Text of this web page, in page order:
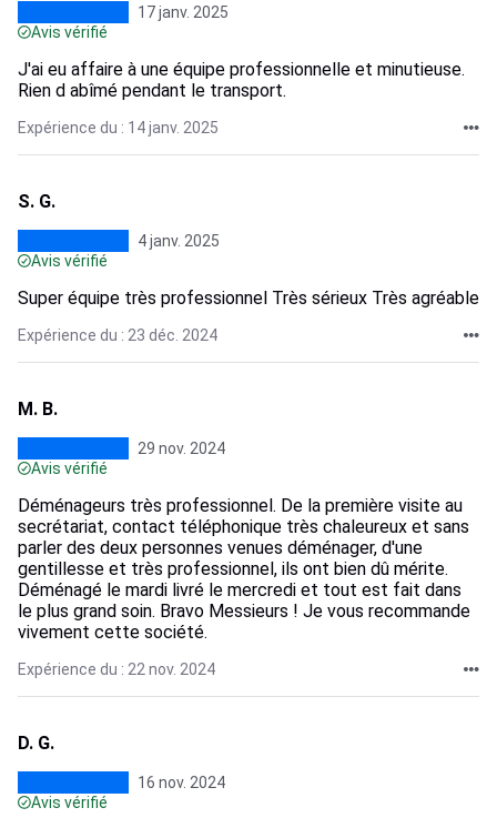
17 janv. 2025
Avis vérifié
J'ai eu affaire à une équipe professionnelle et minutieuse.
Rien d abîmé pendant le transport.
Expérience du : 14 janv. 2025
S. G.
4 janv. 2025
Avis vérifié
Super équipe très professionnel Très sérieux Très agréable
Expérience du : 23 déc. 2024
M. B.
29 nov. 2024
Avis vérifié
Déménageurs très professionnel. De la première visite au
secrétariat, contact téléphonique très chaleureux et sans
parler des deux personnes venues déménager, d'une
gentillesse et très professionnel, ils ont bien dû mérite.
Déménagé le mardi livré le mercredi et tout est fait dans
le plus grand soin. Bravo Messieurs ! Je vous recommande
vivement cette société.
Expérience du : 22 nov. 2024
D. G.
16 nov. 2024
Avis vérifié